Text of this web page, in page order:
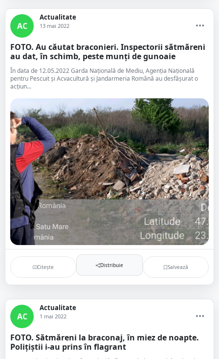
AC
Actualitate
13 mai 2022
FOTO. Au căutat braconieri. Inspectorii sătmăreni
au dat, în schimb, peste munți de gunoaie
În data de 12.05.2022 Garda Națională de Mediu, Agenția Națională
pentru Pescuit și Acvacultură și Jandarmeria Română au desfășurat o
acțiun...
Citește Distribuie Salvează
AC
Actualitate
1 mai 2022
FOTO. Sătmăreni la braconaj, în miez de noapte.
Polițiștii i-au prins în flagrant